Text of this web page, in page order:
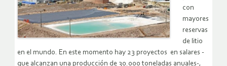
con
mayores
reservas
de litio
en el mundo. En este momento hay 23 proyectos en salares -
que alcanzan una producción de 30.000 toneladas anuales-,